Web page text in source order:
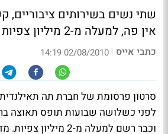
שתי נשים בשירותים
אין פה, למעלה מ-2 מיליון צפיות יש גם יש
כתבי אייס |
02/08/2010 14:19
סרטון פרסומת של חברת תה
לפני כשלושה שבועות תופס תאוצה
וכבר רשם למעלה מ-2